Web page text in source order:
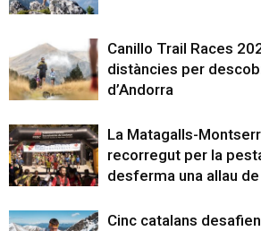
Canillo Trail Races
distàncies per
d’Andorra
La Matagalls-
recorregut per la
desferma una allau
Cinc catalans